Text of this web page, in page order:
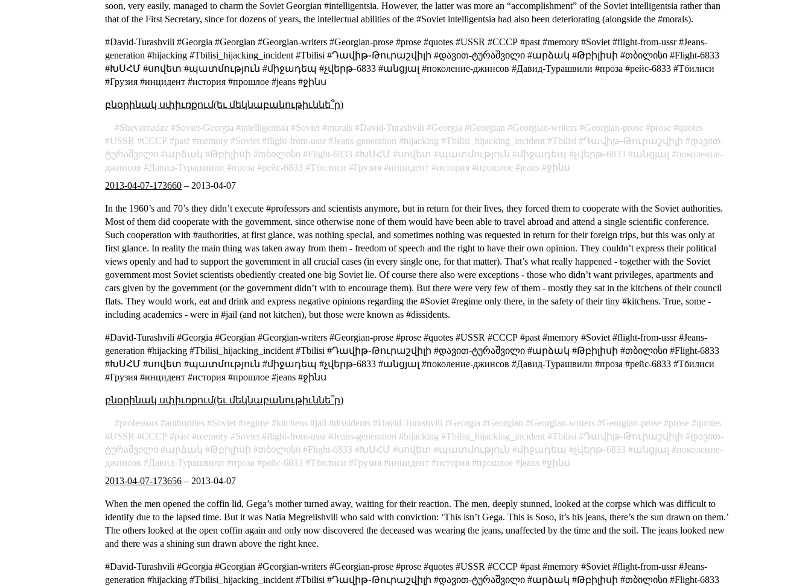
soon, very easily, managed to charm the Soviet Georgian #intelligentsia. However, the latter was more an “accomplishment” of the Soviet intelligentsia rather than
that of the First Secretary, since for dozens of years, the intellectual abilities of the #Soviet intelligentsia had also been deteriorating (alongside the #morals).
#David-Turashvili #Georgia #Georgian #Georgian-writers #Georgian-prose #prose #quotes #USSR #СССР #past #memory #Soviet #flight-from-ussr #Jeans-
generation #hijacking #Tbilisi_hijacking_incident #Tbilisi #Դավիթ֊Թուրաշվիլի #დავით-ტურაშვილი #արձակ #Թբիլիսի #თბილისი #Flight-6833
#ԽՍՀՄ #սովետ #պատմություն #միջադեպ #չվերթ֊6833 #անցյալ #поколение-джинсов #Давид-Турашвили #проза #рейс-6833 #Тбилиси
#Грузия #инцидент #история #прошлое #jeans #ջինս
բնօրինակ սփիւռքում(եւ մեկնաբանութիւննե՞ր)
Shevarnadze Soviet-Georgia intelligentsia Soviet morals David-Turashvili Georgia Georgian Georgian-writers Georgian-prose prose
quotes
USSR
СССР past memory Soviet flight-from-ussr Jeans-generation hijacking Tbilisi_hijacking_incident Tbilisi Դավիթ֊Թուրաշվիլի
დავით-
ტურაშვილი
արձակ Թբիլիսի თბილისი Flight-6833 ԽՍՀՄ սովետ պատմություն միջադեպ չվերթ֊6833 անցյալ
поколение-
джинсов
Давид-Турашвили проза рейс-6833 Тбилиси Грузия инцидент история прошлое jeans
ջինս
2013-04-07-173660 – 2013-04-07
In the 1960’s and 70’s they didn’t execute #professors and scientists anymore, but in return for their lives, they forced them to cooperate with the Soviet authorities.
Most of them did cooperate with the government, since otherwise none of them would have been able to travel abroad and attend a single scientific conference.
Such cooperation with #authorities, at first glance, was nothing special, and sometimes nothing was requested in return for their foreign trips, but this was only at
first glance. In reality the main thing was taken away from them - freedom of speech and the right to have their own opinion. They couldn’t express their political
views openly and had to support the government in all crucial cases (in every single one, for that matter). That’s what really happened - together with the Soviet
government most Soviet scientists obediently created one big Soviet lie. Of course there also were exceptions - those who didn’t want privileges, apartments and
cars given by the government (or the government didn’t with to encourage them). But there were very few of them - mostly they sat in the kitchens of their council
flats. They would work, eat and drink and express negative opinions regarding the #Soviet #regime only there, in the safety of their tiny #kitchens. True, some -
including academics - were in #jail (and not kitchen), but those were known as #dissidents.
#David-Turashvili #Georgia #Georgian #Georgian-writers #Georgian-prose #prose #quotes #USSR #СССР #past #memory #Soviet #flight-from-ussr #Jeans-
generation #hijacking #Tbilisi_hijacking_incident #Tbilisi #Դավիթ֊Թուրաշվիլի #დავით-ტურაშვილი #արձակ #Թբիլիսի #თბილისი #Flight-6833
#ԽՍՀՄ #սովետ #պատմություն #միջադեպ #չվերթ֊6833 #անցյալ #поколение-джинсов #Давид-Турашвили #проза #рейс-6833 #Тбилиси
#Грузия #инцидент #история #прошлое #jeans #ջինս
բնօրինակ սփիւռքում(եւ մեկնաբանութիւննե՞ր)
professors authorities Soviet regime kitchens jail dissidents David-Turashvili Georgia Georgian Georgian-writers Georgian-prose prose
quotes
USSR
СССР past memory Soviet flight-from-ussr Jeans-generation hijacking Tbilisi_hijacking_incident Tbilisi Դավիթ֊Թուրաշվիլի
დავით-
ტურაშვილი
արձակ Թբիլիսի თბილისი Flight-6833 ԽՍՀՄ սովետ պատմություն միջադեպ չվերթ֊6833 անցյալ
поколение-
джинсов
Давид-Турашвили проза рейс-6833 Тбилиси Грузия инцидент история прошлое jeans
ջինս
2013-04-07-173656 – 2013-04-07
When the men opened the coffin lid, Gega’s mother turned away, waiting for their reaction. The men, deeply stunned, looked at the corpse which was difficult to
identify due to the lapsed time. But it was Natia Megrelishvili who said with conviction: ‘This isn’t Gega. This is Soso, it’s his jeans, there’s the sun drawn on them.’
The others looked at the open coffin again and only now discovered the deceased was wearing the jeans, unaffected by the time and the soil. The jeans looked new
and there was a shining sun drawn above the right knee.
#David-Turashvili #Georgia #Georgian #Georgian-writers #Georgian-prose #prose #quotes #USSR #СССР #past #memory #Soviet #flight-from-ussr #Jeans-
generation #hijacking #Tbilisi_hijacking_incident #Tbilisi #Դավիթ֊Թուրաշվիլի #დავით-ტურაშვილი #արձակ #Թբիլիսի #თბილისი #Flight-6833